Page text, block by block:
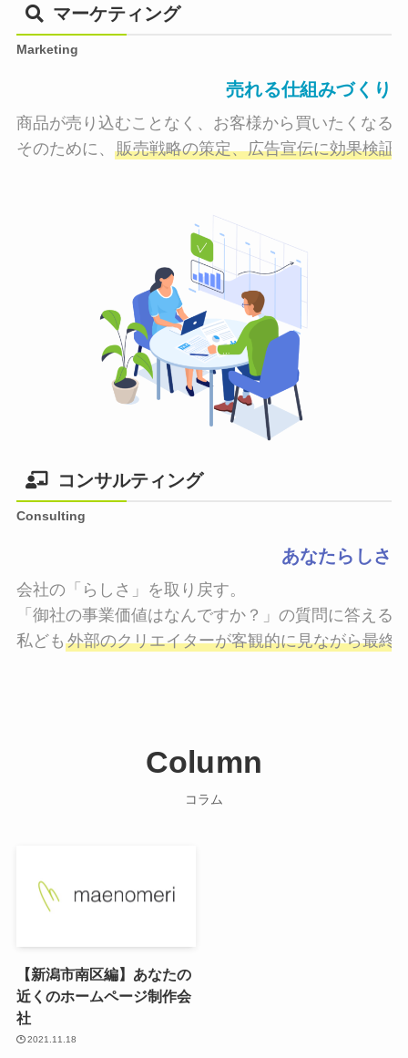
マーケティング
Marketing
売れる仕組みづくり
商品が売り込むことなく、お客様から買いたくなる
そのために、 販売戦略の策定、広告宣伝に効果検証
コンサルティング
Consulting
あなたらしさ
会社の「らしさ」を取り戻す。
「御社の事業価値はなんですか？」の質問に答える
私ども 外部のクリエイターが客観的に見ながら最終
Column
コラム
【新潟市南区編】あなたの
近くのホームページ制作会
社
2021.11.18